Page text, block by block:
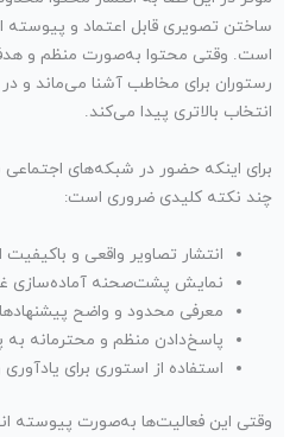
ساختن تصویری قابل اعتماد و
است. وقتی محتوا به‌صورت منظم و
رستوران برای مخاطب آشنا می‌ماند و
انتخاب بالاتری پیدا می‌کند.
برای اینکه حضور در شبکه‌های
چند نکته کلیدی ضروری است:
انتشار تصاویر واقعی و
نمایش پشت‌صحنه آماده‌سازی
معرفی محدود و واضح
پاسخ‌دادن منظم و محترمانه به
استفاده از استوری برای یادآوری
وقتی این فعالیت‌ها به‌صورت پیوسته